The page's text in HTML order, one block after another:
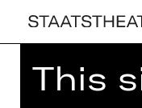
Home>
This